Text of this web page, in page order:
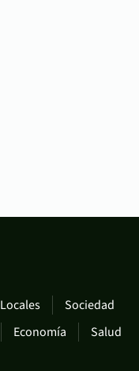
Locales
Sociedad
Economía
Salud